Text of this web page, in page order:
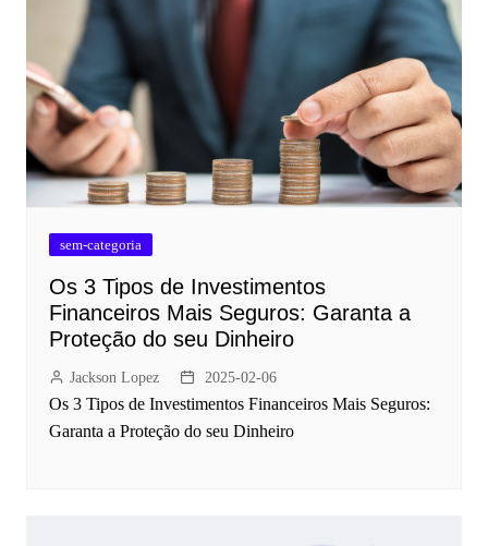
sem-categoria
Os 3 Tipos de Investimentos
Financeiros Mais Seguros: Garanta a
Proteção do seu Dinheiro
Jackson Lopez 2025-02-06
Os 3 Tipos de Investimentos Financeiros Mais Seguros:
Garanta a Proteção do seu Dinheiro